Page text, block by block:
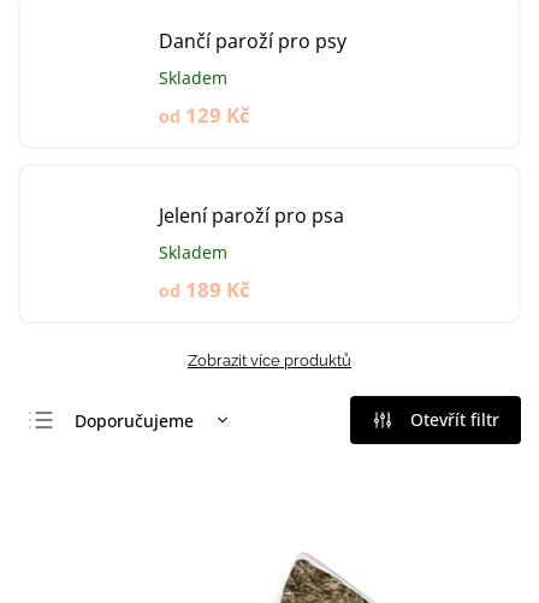
Dančí paroží pro psy
Skladem
od 129 Kč
Jelení paroží pro psa
Skladem
od 189 Kč
Zobrazit více produktů
Doporučujeme
Otevřít filtr